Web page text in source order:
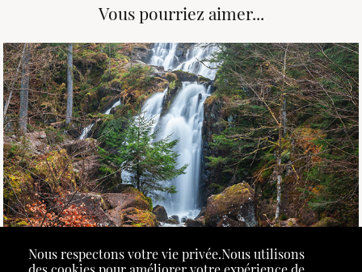
Vous pourriez aimer...
March, 2026
Les Cascades de Tendon 🥾
Nous respectons votre vie privée.Nous utilisons